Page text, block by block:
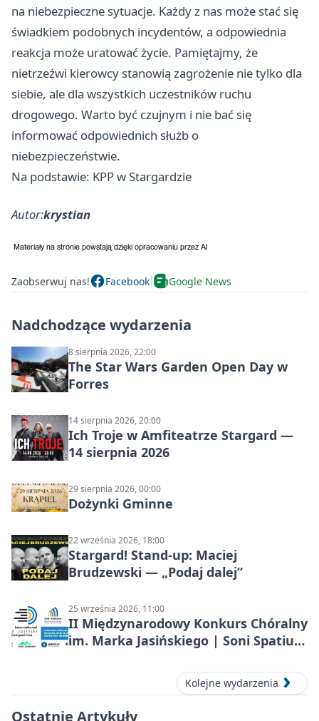
na niebezpieczne sytuacje. Każdy z nas może stać się
świadkiem podobnych incydentów, a odpowiednia
reakcja może uratować życie. Pamiętajmy, że
nietrzeźwi kierowcy stanowią zagrożenie nie tylko dla
siebie, ale dla wszystkich uczestników ruchu
drogowego. Warto być czujnym i nie bać się
informować odpowiednich służb o
niebezpieczeństwie.
Na podstawie: KPP w Stargardzie
Autor:krystian
Zaobserwuj nas! Facebook Google News
Nadchodzące wydarzenia
8 sierpnia 2026, 22:00
The Star Wars Garden Open Day w
Forres
14 sierpnia 2026, 20:00
Ich Troje w Amfiteatrze Stargard —
14 sierpnia 2026
29 sierpnia 2026, 00:00
Dożynki Gminne
22 września 2026, 18:00
Stargard! Stand-up: Maciej
Brudzewski — „Podaj dalej”
25 września 2026, 11:00
II Międzynarodowy Konkurs Chóralny
im. Marka Jasińskiego | Soni Spatium
Kolejne wydarzenia
Ostatnie Artykuły